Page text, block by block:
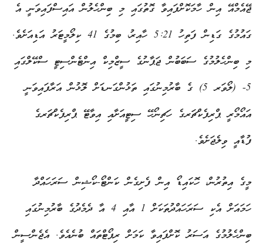
ޖޭއެމްއޭ އިން ހާމަކޮށްފައިވާ ގޮތުގައި މި ބިންހެލުން އައިސްފައިވަނީ އެ
ގައުމުގެ ގަޑިން ފަތިހު 5:21 ހާއިރު، ބިމުގެ 41 ކިލޯމީޓަރު އަޑިއަށެވެ.
މި ބިންހެލުމުގެ ސަބަބުން ޖަޕާނުގެ ސީޒްމިކް އިންޓެންސިޓީ ސްކޭލްގައި
5- (ލޯވަރ 5) ގެ ބާރުމިނުގައި ތަޅުންގަނޑަށް ލޮޅުން އަރާފައިވަނީ
އައޯމޯރީ ޕްރިފެކްޗަރގެ ހަޗިނޯހޭ ސިޓީއަށާއި އިވާޓޭ ޕްރިފެކްޗަރގެ
ފުޑާއީ ވިލެޖަށެވެ.
މީގެ އިތުރުން، ހޮކައިޑޯ އިން ފެށިގެން ކަންޓޯ-ކޯޝިން ސަރަހައްދާ
ހަމައަށް އެކި ސަރަހައްދުތަކަށް 1 އާއި 4 އާ ދެމެދުގެ ބާރުމިނުގައި
ބިންހެލުމުގެ އަސަރު ކޮށްފައިވާ ކަމަށް ރިޕޯޓްތައް ބުނެއެވެ. އެޖެންސީން